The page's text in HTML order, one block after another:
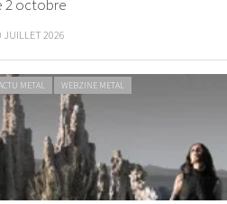
2 octobre
JUILLET 2026
METAL WEBZINE METAL